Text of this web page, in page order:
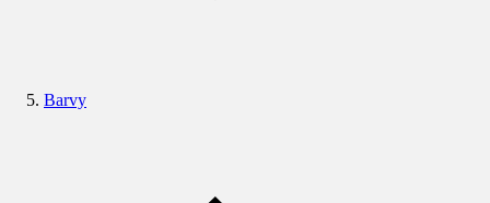
Barvy